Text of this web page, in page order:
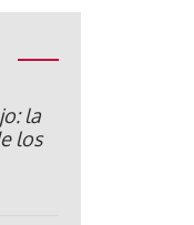
la
los